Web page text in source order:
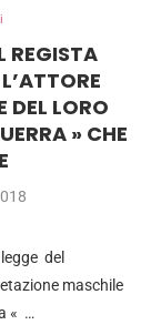
REGISTA
DEL LORO
» CHE
del
maschile
« …